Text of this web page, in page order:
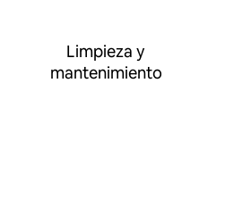
Limpieza y
mantenimiento